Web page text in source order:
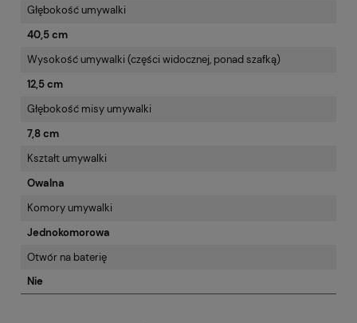
Głębokość umywalki
40,5 cm
Wysokość umywalki (części widocznej, ponad szafką)
12,5 cm
Głębokość misy umywalki
7,8 cm
Kształt umywalki
Owalna
Komory umywalki
Jednokomorowa
Otwór na baterię
Nie